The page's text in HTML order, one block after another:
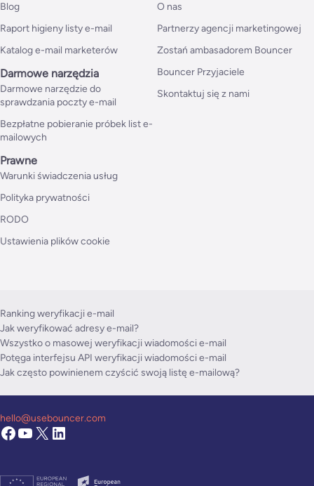
Blog
Raport higieny listy e-mail
Katalog e-mail marketerów
Darmowe narzędzia
Darmowe narzędzie do
sprawdzania poczty e-mail
Bezpłatne pobieranie próbek list e-
mailowych
O nas
Partnerzy agencji marketingowej
Zostań ambasadorem Bouncer
Bouncer Przyjaciele
Skontaktuj się z nami
Prawne
Warunki świadczenia usług
Polityka prywatności
RODO
Ustawienia plików cookie
Ranking weryfikacji e-mail
Jak weryfikować adresy e-mail?
Wszystko o masowej weryfikacji wiadomości e-mail
Potęga interfejsu API weryfikacji wiadomości e-mail
Jak często powinienem czyścić swoją listę e-mailową?
hello@usebouncer.com